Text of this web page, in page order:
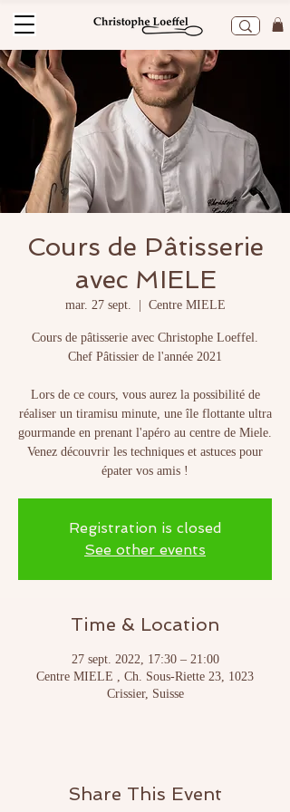
Cours de Pâtisserie
avec MIELE
mar. 27 sept.
  |
Centre MIELE
Cours de pâtisserie avec Christophe Loeffel.
Chef Pâtissier de l'année 2021
Lors de ce cours, vous aurez la possibilité de
réaliser un tiramisu minute, une île flottante ultra
gourmande en prenant l'apéro au centre de Miele.
Venez découvrir les techniques et astuces pour
Registration is closed
See other events
Time & Location
27 sept. 2022, 17:30 – 21:00
Centre MIELE , Ch. Sous-Riette 23, 1023
Crissier, Suisse
Share This Event